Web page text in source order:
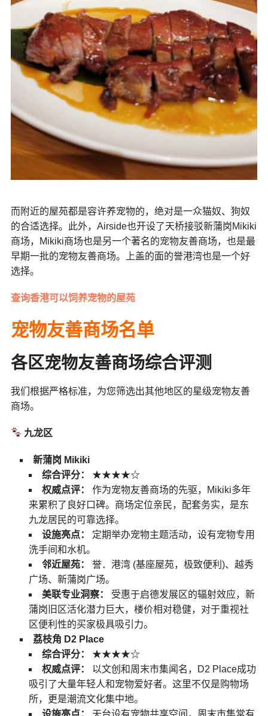
而附近的屋苑都是容许养宠物的，绝对是一众猫奴、狗奴
的合适选择。此外，Airside也开设了天桥接驳新蒲岗Mikiki
商场，Mikiki商场也是另一个著名的宠物友善商场，也是最
早期一批的宠物友善商场。上盖的面的誉港湾也是一个好
选择。
查询香港可以饲养宠物的屋苑
宠物友善商场名单
各区宠物友善商场综合评测
我们根据严格标准，为您筛选出其他地区的星级宠物友善
商场。
九龙区
新蒲岗 Mikiki
综合评分：
★★★★☆
权威点评：
作为宠物友善商场的先驱，Mikiki多年
来累积了良好口碑。商场定位亲民，配套务实，是东
九龙居民的可靠选择。
设施亮点：
定期举办宠物主题活动，设有宠物专用
洗手间和水机。
邻近屋苑：
誉．港湾 (基座屋苑，极致便利)、越秀
广场、新蒲岗广场。
美联专业洞察：
受惠于启德发展区的辐射效应，新
蒲岗旧区活化潜力巨大，楼价相对稳健，对于重视社
区便利性的买家极具吸引力。
荔枝角 D2 Place
综合评分：
★★★★☆
权威点评：
以文创和周末市集闻名，D2 Place成功
吸引了大量年轻人和宠物爱好者。这里不仅是购物场
所，更是潮流文化集中地。
设施亮点：
天台设有宠物共享空间，周末市集常有